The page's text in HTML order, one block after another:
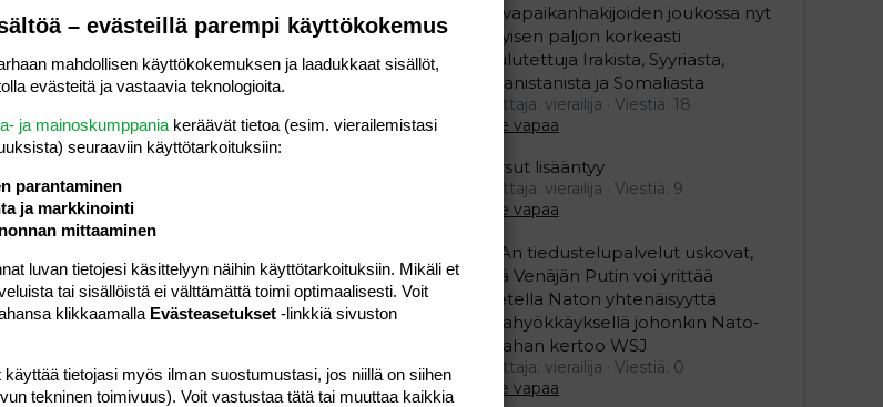
Turvapaikanhakijoiden joukossa nyt
erityisen paljon korkeasti
koulutettuja Irakista, Syyriasta,
Afganistanista ja Somaliasta
Aloittaja: vierailija
Viestiä: 18
Aihe vapaa
Persut lisääntyy
Aloittaja: vierailija
Viestiä: 9
Aihe vapaa
USAn tiedustelupalvelut uskovat,
että Venäjän Putin voi yrittää
koetella Naton yhtenäisyyttä
maahyökkäyksellä johonkin Nato-
maahan kertoo WSJ
Aloittaja: vierailija
Viestiä: 0
Aihe vapaa
– evästeillä parempi käyttökokemus
mahdollisen käyttökokemuksen ja laadukkaat sisällöt,
evästeitä ja vastaavia teknologioita.
ja mainoskumppania keräävät tietoa (esim. vierailemis­tasi
seuraaviin käyttötarkoituksiin:
parantaminen
ja markkinointi
mittaaminen
luvan tietojesi käsittelyyn näihin käyttötarkoituksiin. Mikäli et
tai sisällöistä ei välttämättä toimi optimaalisesti. Voit
klikkaamalla Evästeasetukset -linkkiä sivuston
tietojasi myös ilman suostumustasi, jos niillä on siihen
tekninen toimivuus). Voit vastustaa tätä tai muuttaa kaikkia